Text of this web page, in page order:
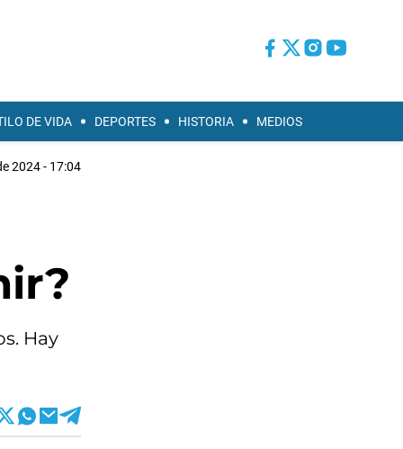
DE VIDA DEPORTES HISTORIA MEDIOS
2024 - 17:04
Hay